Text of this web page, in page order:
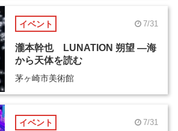
イベント 7/31
瀧本幹也 LUNATION 朔望 ―海
から天体を読む
茅ヶ崎市美術館
イベント 7/31